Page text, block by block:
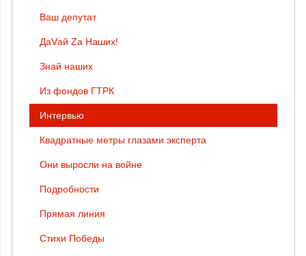
Ваш депутат
ДаVай Zа Наших!
Знай наших
Из фондов ГТРК
Интервью
Квадратные метры глазами эксперта
Они выросли на войне
Подробности
Прямая линия
Стихи Победы